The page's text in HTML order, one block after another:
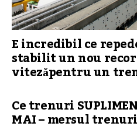
E incredibil ce
stabilit un nou
vitezăpentru un
Ce trenuri
MAI – mersul